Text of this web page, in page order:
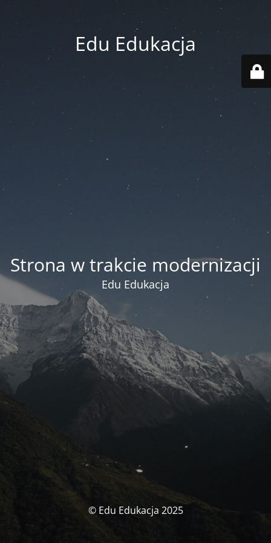
Edu Edukacja
Strona w trakcie modernizacji
Edu Edukacja
© Edu Edukacja 2025